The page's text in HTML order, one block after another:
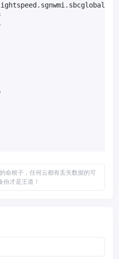
命根子，任何云都有丢失数据的可
份才是王道！